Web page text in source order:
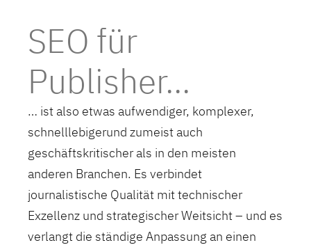
SEO für
Publisher...
… ist also etwas aufwendiger, komplexer,
schnelllebigerund zumeist auch
geschäftskritischer als in den meisten
anderen Branchen. Es verbindet
journalistische Qualität mit technischer
Exzellenz und strategischer Weitsicht – und es
verlangt die ständige Anpassung an einen